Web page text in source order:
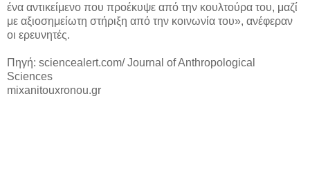
ένα αντικείμενο που προέκυψε από την κουλτούρα του, μαζί
με αξιοσημείωτη στήριξη από την κοινωνία του», ανέφεραν
οι ερευνητές.
Πηγή: sciencealert.com/ Journal of Anthropological
Sciences
mixanitouxronou.gr